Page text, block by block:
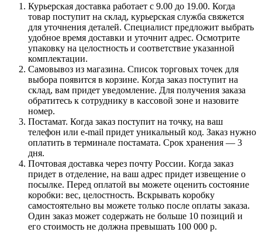
Курьерская доставка работает с 9.00 до 19.00. Когда
товар поступит на склад, курьерская служба свяжется
для уточнения деталей. Специалист предложит выбрать
удобное время доставки и уточнит адрес. Осмотрите
упаковку на целостность и соответствие указанной
комплектации.
Самовывоз из магазина. Список торговых точек для
выбора появится в корзине. Когда заказ поступит на
склад, вам придет уведомление. Для получения заказа
обратитесь к сотруднику в кассовой зоне и назовите
номер.
Постамат. Когда заказ поступит на точку, на ваш
телефон или e-mail придет уникальный код. Заказ нужно
оплатить в терминале постамата. Срок хранения — 3
дня.
Почтовая доставка через почту России. Когда заказ
придет в отделение, на ваш адрес придет извещение о
посылке. Перед оплатой вы можете оценить состояние
коробки: вес, целостность. Вскрывать коробку
самостоятельно вы можете только после оплаты заказа.
Один заказ может содержать не больше 10 позиций и
его стоимость не должна превышать 100 000 р.